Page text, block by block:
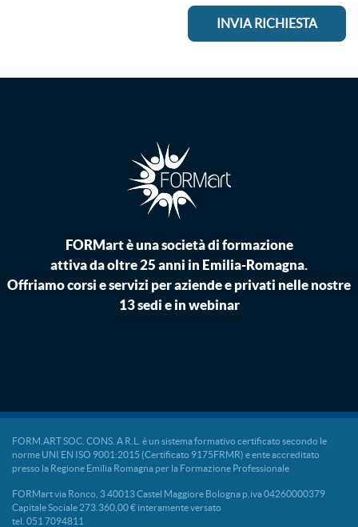
FORMart è una società di formazione
attiva da oltre 25 anni in Emilia-Romagna.
Offriamo corsi e servizi per aziende e privati nelle nostre
13 sedi e in webinar
FORM.ART SOC. CONS. A R.L. è un sistema formativo certificato secondo le
norme UNI EN ISO 9001:2015 (Certificato 9175FRMR) e ente accreditato
presso la Regione Emilia Romagna per la Formazione Professionale
FORMart via Ronco, 3 40013 Castel Maggiore Bologna p.iva 04260000379
Capitale Sociale 273.360,00 € interamente versato
tel. 051 7094811